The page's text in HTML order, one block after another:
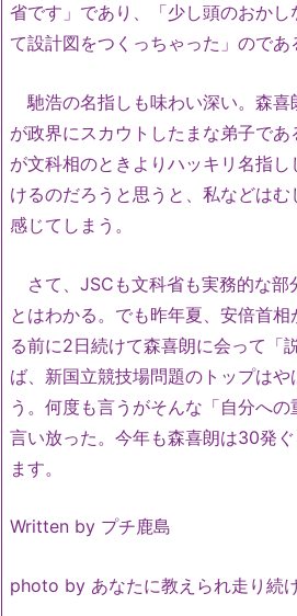
省です」であり、「少し頭のおか
て設計図をつくっちゃった」のであ
馳浩の名指しも味わい深い。森喜
が政界にスカウトしたまな弟子で
が文科相のときよりハッキリ名指
けるのだろうと思うと、私などは
感じてしまう。
さて、JSCも文科省も実務的な部
とはわかる。でも昨年夏、安倍首
る前に2日続けて森喜朗に会って「
ば、新国立競技場問題のトップは
う。何度も言うがそんな「自分へ
言い放った。今年も森喜朗は30発
ます。
Written by プチ鹿島
photo by あなたに教えられ走り続